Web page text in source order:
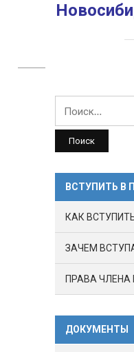
ВСТУПИТЬ В
КАК
ЗАЧЕМ
ПРАВА
ДОКУМЕНТЫ